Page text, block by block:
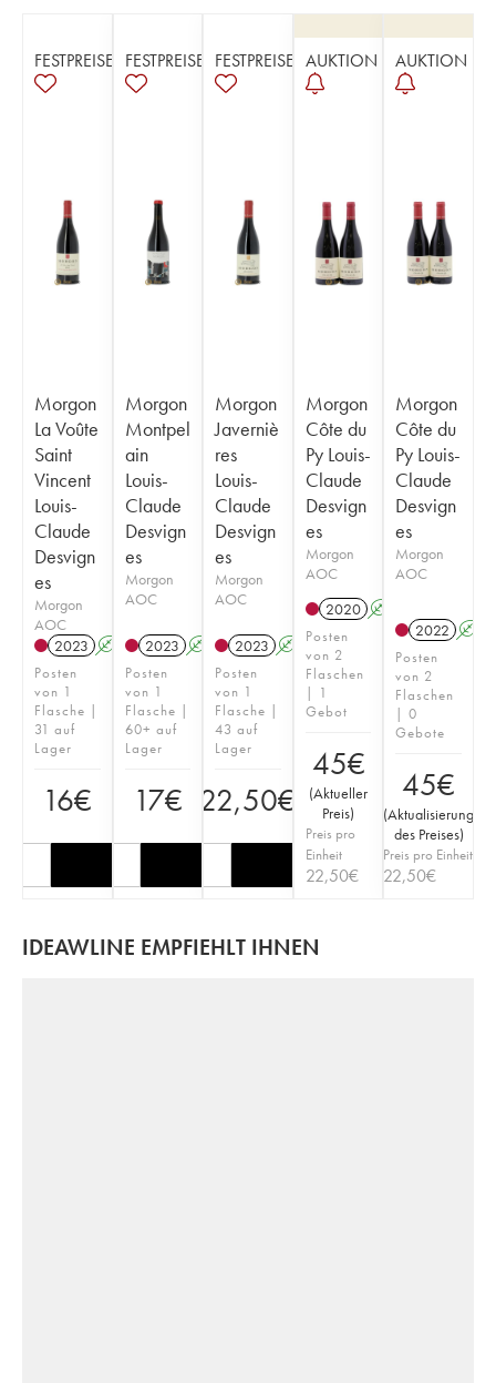
FESTPREISE
Morgon
La Voûte
Saint
Vincent
Louis-
Claude
Desvign
es
Morgon
AOC
2023 A
Posten
von 1
Flasche |
31 auf
Lager
16€
FESTPREISE
Morgon
Montpel
ain
Louis-
Claude
Desvign
es
Morgon
AOC
2023 A
Posten
von 1
Flasche |
60+ auf
Lager
17€
FESTPREISE
Morgon
Javerniè
res
Louis-
Claude
Desvign
es
Morgon
AOC
2023 A
Posten
von 1
Flasche |
43 auf
Lager
22,50€
AUKTION
Morgon
Côte du
Py Louis-
Claude
Desvign
es
Morgon
AOC
2020 A
Posten
von 2
Flaschen
| 1
Gebot
45€
(Aktueller
Preis)
Preis pro
Einheit
22,50€
AUKTION
Morgon
Côte du
Py Louis-
Claude
Desvign
es
Morgon
AOC
2022 A
Posten
von 2
Flaschen
| 0
Gebote
45€
(Aktualisierung
des Preises)
Preis pro Einheit
22,50€
IDEAWLINE EMPFIEHLT IHNEN